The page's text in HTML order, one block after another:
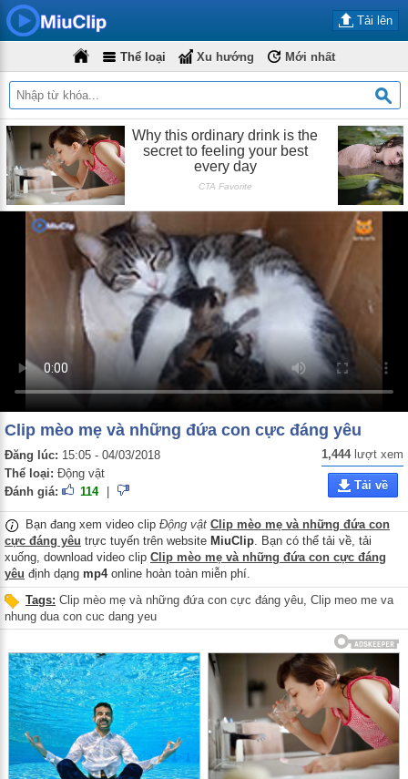
Tải lên
Thể loại Xu hướng Mới nhất
Clip mèo mẹ và những đứa con cực đáng yêu
Đăng lúc: 15:05 - 04/03/2018
Thể loại: Động vật
Đánh giá:
114
1,444lượt xem
Tải về
Bạn đang xem video clip Động vật Clip mèo mẹ và những đứa con
cực đáng yêu trực tuyến trên website MiuClip. Bạn có thể tải về, tải
xuống, download video clip Clip mèo mẹ và những đứa con cực đáng
yêu định dạng mp4online hoàn toàn miễn phí.
Tags: Clip mèo mẹ và những đứa con cực đáng yêu, Clip meo me va
nhung dua con cuc dang yeu